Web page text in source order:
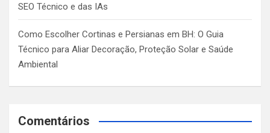
SEO Técnico e das IAs
Como Escolher Cortinas e Persianas em BH: O Guia
Técnico para Aliar Decoração, Proteção Solar e Saúde
Ambiental
Comentários